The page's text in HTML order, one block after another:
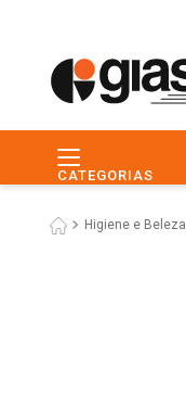
CATEGORIAS
Higiene e Beleza